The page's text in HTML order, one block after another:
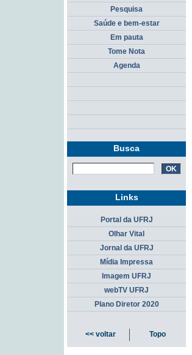
Pesquisa
Saúde e bem-estar
Em pauta
Tome Nota
Agenda
Busca
Links
Portal da UFRJ
Olhar Vital
Jornal da UFRJ
Mídia Impressa
Imagem UFRJ
webTV UFRJ
Plano Diretor 2020
<< voltar Topo